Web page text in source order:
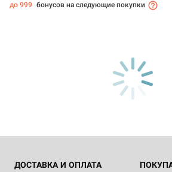
до 999 бонусов на следующие покупки
ДОСТАВКА И ОПЛАТА